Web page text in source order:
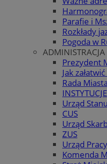
Parafie i
Rozkłady
Pogoda w
ADMINISTRACJA
Prezydent
Jak
Rada Miasta
INSTYTUCJE
Urząd
CUS
Urząd
ZUS
Urząd Pracy
Komenda